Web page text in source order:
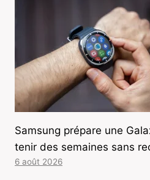
Samsung prépare une
tenir des semaines sans
6 août 2026